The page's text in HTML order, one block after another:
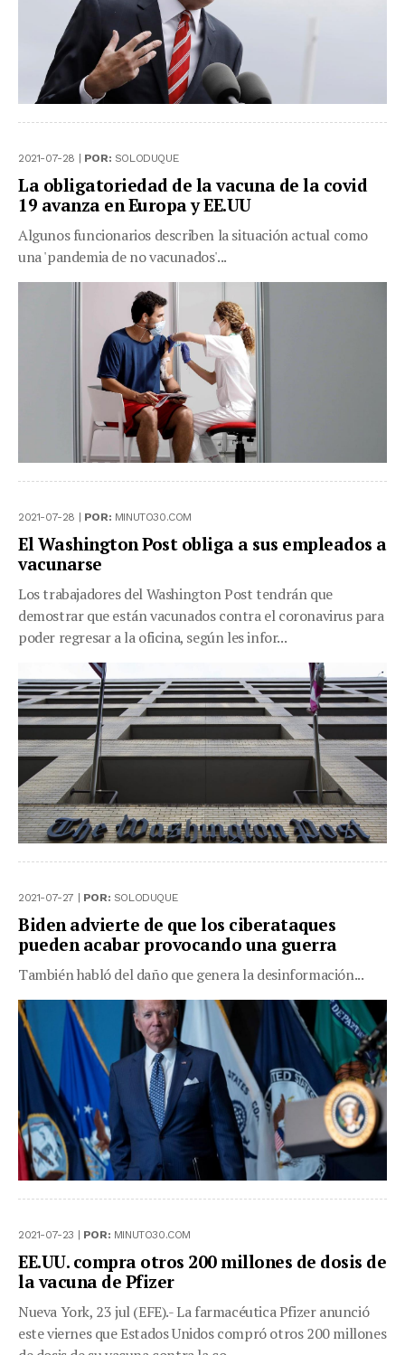
2021-07-28 | POR: SOLODUQUE
La obligatoriedad de la vacuna de la covid
19 avanza en Europa y EE.UU
Algunos funcionarios describen la situación actual como
una 'pandemia de no vacunados'...
2021-07-28 | POR: MINUTO30.COM
El Washington Post obliga a sus empleados a
vacunarse
Los trabajadores del Washington Post tendrán que
demostrar que están vacunados contra el coronavirus para
poder regresar a la oficina, según les infor...
2021-07-27 | POR: SOLODUQUE
Biden advierte de que los ciberataques
pueden acabar provocando una guerra
También habló del daño que genera la desinformación...
2021-07-23 | POR: MINUTO30.COM
EE.UU. compra otros 200 millones de dosis de
la vacuna de Pfizer
Nueva York, 23 jul (EFE).- La farmacéutica Pfizer anunció
este viernes que Estados Unidos compró otros 200 millones